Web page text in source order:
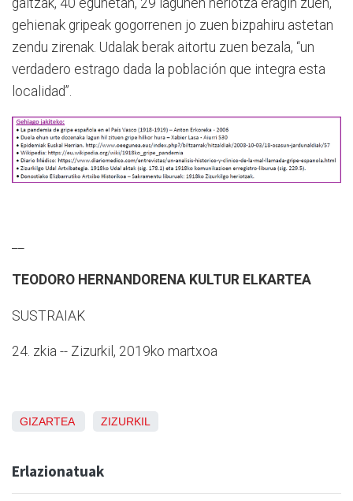
gaitzak, 40 egunetan, 29 lagunen heriotza eragin zuen,
gehienak gripeak gogorrenen jo zuen bizpahiru astetan
zendu zirenak. Udalak berak aitortu zuen bezala, “un
verdadero estrago dada la población que integra esta
localidad”.
TEODORO HERNANDORENA KULTUR ELKARTEA
SUSTRAIAK
24. zkia -- Zizurkil, 2019ko martxoa
GIZARTEA ZIZURKIL
Erlazionatuak